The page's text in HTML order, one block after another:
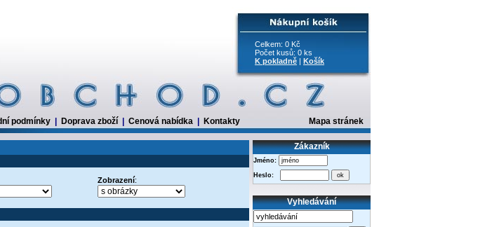
Celkem: 0 Kč
Počet kusů: 0 ks
K pokladně | Košík
podmínky Doprava zboží Cenová nabídka Kontakty Mapa stránek
Zobrazení:
Zákazník
Jméno:
Heslo:
Vyhledávání